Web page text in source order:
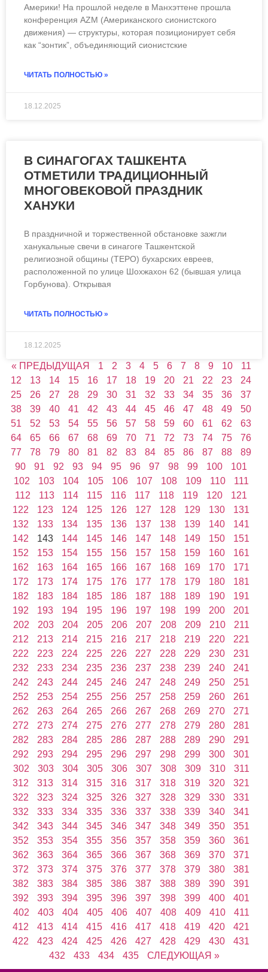
Америки! На прошлой неделе в Манхэттене прошла
конференция AZM (Американского сионистского
движения) — структуры, которая позиционирует себя
как “зонтик”, объединяющий сионистские
ЧИТАТЬ ПОЛНОСТЬЮ »
18.12.2025
В СИНАГОГАХ ТАШКЕНТА
ОТМЕТИЛИ ТРАДИЦИОННЫЙ
МНОГОВЕКОВОЙ ПРАЗДНИК
ХАНУКИ
В праздничной и торжественной обстановке зажгли
ханукальные свечи в синагоге Ташкентской
религиозной общины (ТЕРО) бухарских евреев,
расположенной по улице Шохжахон 62 (бывшая улица
Горбунова). Открывая
ЧИТАТЬ ПОЛНОСТЬЮ »
18.12.2025
« ПРЕДЫДУЩАЯ 1 2 3 4 5 6 7 8 9 10
11
12
13 14 15 16 17 18 19 20 21 22 23
24
25
26 27 28 29 30 31 32 33 34 35 36
37
38
39 40 41 42 43 44 45 46 47 48 49
50
51
52 53 54 55 56 57 58 59 60 61 62
63
64
65 66 67 68 69 70 71 72 73 74 75
76
77
78 79 80 81 82 83 84 85 86 87 88
89
90
91 92 93 94 95 96 97 98 99 100
101
102
103 104 105 106 107 108 109 110
111
112
113 114 115 116 117 118 119 120
121
122
123 124 125 126 127 128 129 130
131
132
133 134 135 136 137 138 139 140
141
142
143 144 145 146 147 148 149 150
151
152
153 154 155 156 157 158 159 160
161
162
163 164 165 166 167 168 169 170
171
172
173 174 175 176 177 178 179 180
181
182
183 184 185 186 187 188 189 190
191
192
193 194 195 196 197 198 199 200
201
202
203 204 205 206 207 208 209 210
211
212
213 214 215 216 217 218 219 220
221
222
223 224 225 226 227 228 229 230
231
232
233 234 235 236 237 238 239 240
241
242
243 244 245 246 247 248 249 250
251
252
253 254 255 256 257 258 259 260
261
262
263 264 265 266 267 268 269 270
271
272
273 274 275 276 277 278 279 280
281
282
283 284 285 286 287 288 289 290
291
292
293 294 295 296 297 298 299 300
301
302
303 304 305 306 307 308 309 310
311
312
313 314 315 316 317 318 319 320
321
322
323 324 325 326 327 328 329 330
331
332
333 334 335 336 337 338 339 340
341
342
343 344 345 346 347 348 349 350
351
352
353 354 355 356 357 358 359 360
361
362
363 364 365 366 367 368 369 370
371
372
373 374 375 376 377 378 379 380
381
382
383 384 385 386 387 388 389 390
391
392
393 394 395 396 397 398 399 400
401
402
403 404 405 406 407 408 409 410
411
412
413 414 415 416 417 418 419 420
421
422
423 424 425 426 427 428 429 430
431
432
433 434 435 СЛЕДУЮЩАЯ »